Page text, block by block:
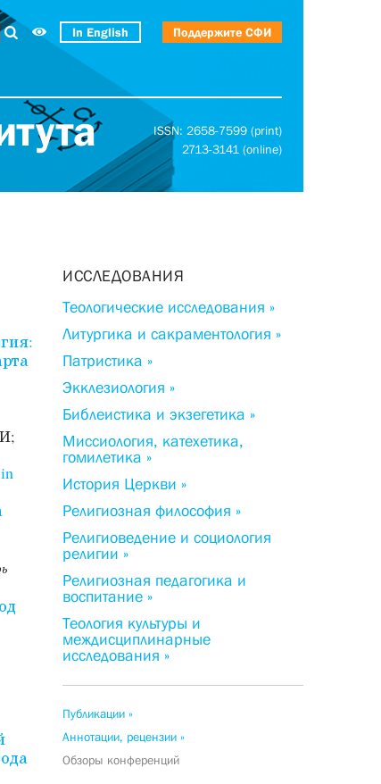
In English Поддержите СФИ
ISSN: 2658-7599 (print)
2713-3141 (online)
ИССЛЕДОВАНИЯ
Теологические исследования »
Литургика и сакраментология »
Патристика »
Экклезиология »
Библеистика и экзегетика »
Миссиология, катехетика,
гомилетика »
История Церкви »
Религиозная философия »
Религиоведение и социология
религии »
Религиозная педагогика и
воспитание »
Теология культуры и
междисциплинарные
исследования »
Публикации »
Аннотации, рецензии »
Обзоры конференций